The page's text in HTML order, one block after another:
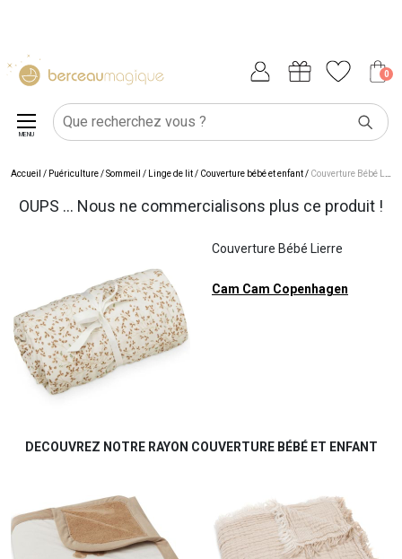
0
MENU
Accueil / Puériculture/Sommeil / Linge de lit/ Couverture bébé et enfant/ Couverture Bébé Lierre
OUPS ... Nous ne commercialisons plus ce produit !
Couverture Bébé Lierre
Cam Cam Copenhagen
DECOUVREZ NOTRE RAYON COUVERTURE BÉBÉ ET ENFANT